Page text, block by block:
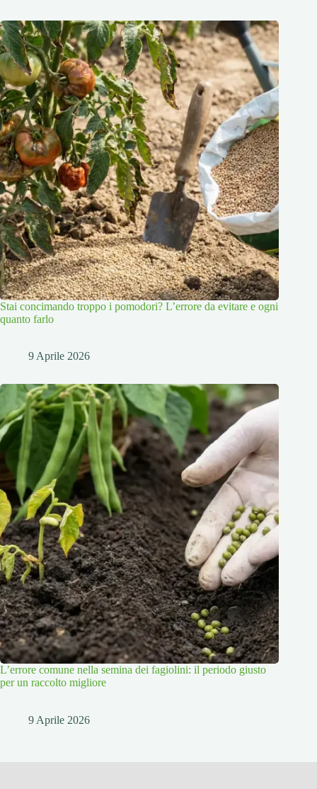
Stai concimando troppo i pomodori? L’errore da evitare e ogni
quanto farlo
9 Aprile 2026
L’errore comune nella semina dei fagiolini: il periodo giusto
per un raccolto migliore
9 Aprile 2026